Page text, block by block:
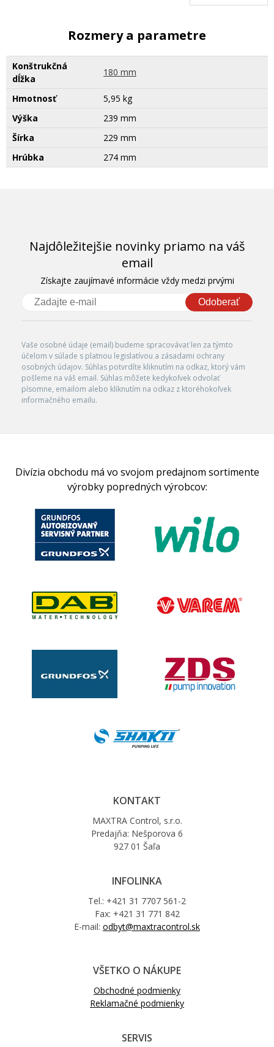
Rozmery a parametre
Konštrukčná
dĺžka
180 mm
Hmotnosť
5,95 kg
Výška
239 mm
Šírka
229 mm
Hrúbka
274 mm
Najdôležitejšie novinky priamo na váš
email
Získajte zaujímavé informácie vždy medzi prvými
Odoberať
Vaše osobné údaje (email) budeme spracovávať len za týmto
účelom v súlade s platnou legislatívou a zásadami ochrany
osobných údajov. Súhlas potvrdíte kliknutím na odkaz, ktorý vám
pošleme na váš email. Súhlas môžete kedykoľvek odvolať
písomne, emailom alebo kliknutím na odkaz z ktoréhokoľvek
informačného emailu.
Divízia obchodu má vo svojom predajnom sortimente
výrobky popredných výrobcov:
KONTAKT
MAXTRA Control, s.r.o.
Predajňa: Nešporova 6
927 01 Šaľa
INFOLINKA
Tel.: +421 31 7707 561-2
Fax: +421 31 771 842
E-mail: odbyt@maxtracontrol.sk
VŠETKO O NÁKUPE
Obchodné podmienky
Reklamačné podmienky
SERVIS